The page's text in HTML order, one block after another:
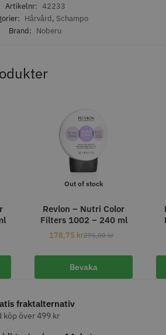
Artikelnr: 42233
Hårvård, Schampo
Brand: Noberu
Out of stock
Revlon – Nutri Color
Filters 1002 – 240 ml
178,75 kr275,00kr
Bevaka
fraktalternativ
köp över 499 kr
Köp
JRL - FreshFade 2020C, Gold
11% Rabatt
STORSÄLJARE
WAHL - Cordless Detailer
8% Rabatt
Info Köp